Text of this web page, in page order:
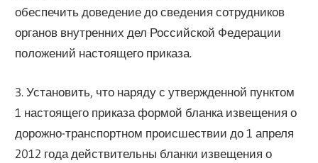
обеспечить доведение до сведения сотрудников
органов внутренних дел Российской Федерации
положений настоящего приказа.
3. Установить, что наряду с утвержденной пунктом
1 настоящего приказа формой бланка извещения о
дорожно-транспортном происшествии до 1 апреля
2012 года действительны бланки извещения о